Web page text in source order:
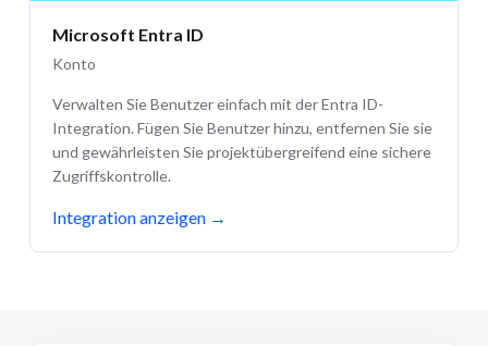
Microsoft Entra ID
Konto
Verwalten Sie Benutzer einfach mit der Entra ID-
Integration. Fügen Sie Benutzer hinzu, entfernen Sie sie
und gewährleisten Sie projektübergreifend eine sichere
Zugriffskontrolle.
Integration anzeigen →